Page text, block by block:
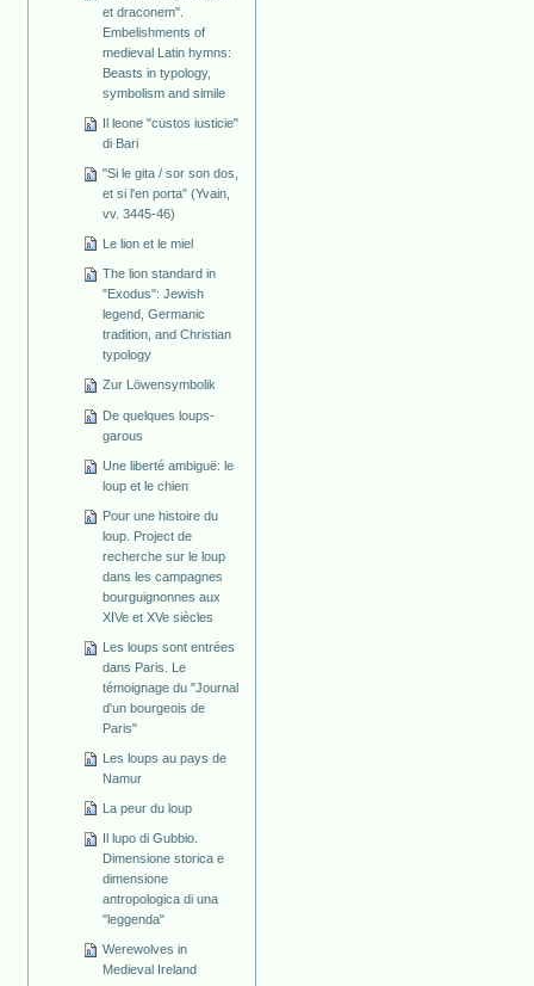
et draconem".
Embelishments of
medieval Latin hymns:
Beasts in typology,
symbolism and simile
Il leone "custos iusticie"
di Bari
"Si le gita / sor son dos,
et si l'en porta" (Yvain,
vv. 3445-46)
Le lion et le miel
The lion standard in
"Exodus": Jewish
legend, Germanic
tradition, and Christian
typology
Zur Löwensymbolik
De quelques loups-
garous
Une liberté ambiguë: le
loup et le chien
Pour une histoire du
loup. Project de
recherche sur le loup
dans les campagnes
bourguignonnes aux
XIVe et XVe siècles
Les loups sont entrées
dans Paris. Le
témoignage du "Journal
d'un bourgeois de
Paris"
Les loups au pays de
Namur
La peur du loup
Il lupo di Gubbio.
Dimensione storica e
dimensione
antropologica di una
"leggenda"
Werewolves in
Medieval Ireland